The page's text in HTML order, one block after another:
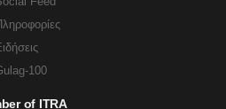
100
of ITRA